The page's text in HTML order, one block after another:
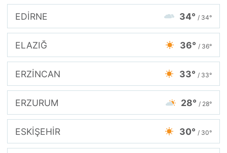
EDİRNE 34° / 34°
ELAZIĞ 36° / 36°
ERZİNCAN 33° / 33°
ERZURUM 28° / 28°
ESKİŞEHİR 30° / 30°